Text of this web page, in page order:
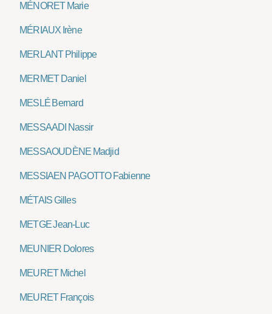
MÉNORET Marie
MÉRIAUX Irène
MERLANT Philippe
MERMET Daniel
MESLÉ Bernard
MESSAADI Nassir
MESSAOUDÈNE Madjid
MESSIAEN PAGOTTO Fabienne
MÉTAIS Gilles
METGE Jean-Luc
MEUNIER Dolores
MEURET Michel
MEURET François